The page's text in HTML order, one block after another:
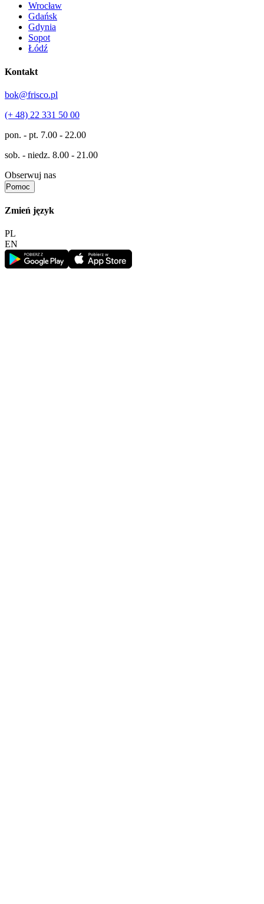
Wrocław
Gdańsk
Gdynia
Sopot
Łódź
Kontakt
bok@frisco.pl
(+ 48) 22 331 50 00
pon. - pt. 7.00 - 22.00
sob. - niedz. 8.00 - 21.00
Obserwuj nas
Pomoc
Zmień język
PL
EN